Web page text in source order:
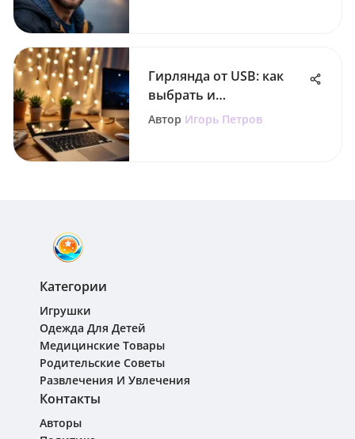
Гирлянда от USB: как
выбрать и
использовать
Автор Игорь Петров
Категории
Игрушки
Одежда Для Детей
Медицинские Товары
Родительские Советы
Развлечения И Увлечения
Контакты
Авторы